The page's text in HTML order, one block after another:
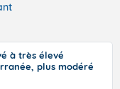
à très élevé
plus modéré